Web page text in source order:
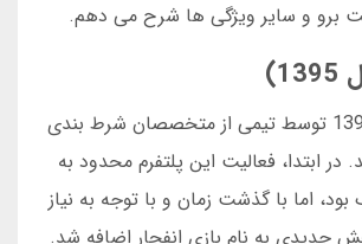
برو و سایر ویژگی ها شرح می دهم.
بت برو در سال 1395 توسط تیمی از متخصصان شرط بندی
ابتدا، فعالیت این پلتفرم محدود به
اما با گذشت زمان و با توجه به نیاز
جدیدی به نام بازی انفجار اضافه شد.